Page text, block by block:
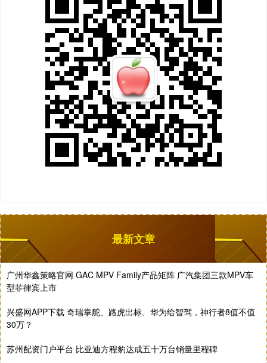
最新文章
广州华鑫策略官网 GAC MPV Family产品矩阵 广汽集团三款MPV车
型菲律宾上市
兴盛网APP下载 奇瑞掌舵、路虎出标、华为给智驾，神行者8值不值
30万？
苏州配资门户平台 比亚迪方程豹达成五十万台销量里程碑